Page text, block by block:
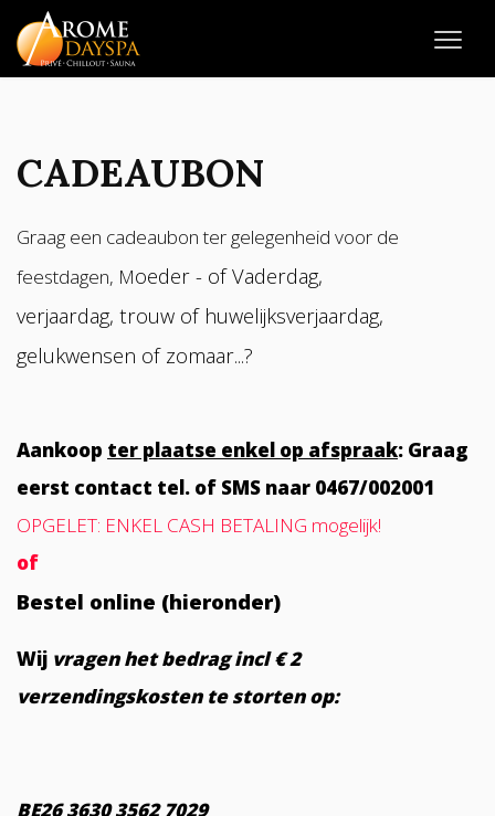
CADEAUBON
Graag een cadeaubon ter gelegenheid voor de
feestdagen, Moeder - ofVaderdag,
verjaardag, trouw of huwelijksverjaardag,
gelukwensen of zomaar...?
Aankoop ter plaatse enkel op afspraak: Graag
eerst contact tel. of SMS naar 0467/002001
OPGELET: ENKEL CASH BETALING mogelijk!
of
Bestel online (hieronder)
Wij vragen het bedrag incl € 2
verzendingskosten te storten op:
BE26 3630 3562 7029